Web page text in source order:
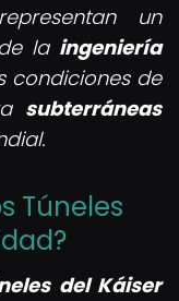
un
la ingeniería
condiciones de
subterráneas
Túneles
del Káiser